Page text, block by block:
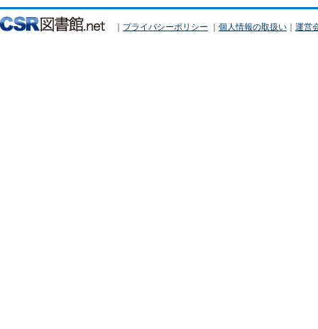
｜ プライバシーポリシー ｜ 個人情報の取扱い ｜ 運営